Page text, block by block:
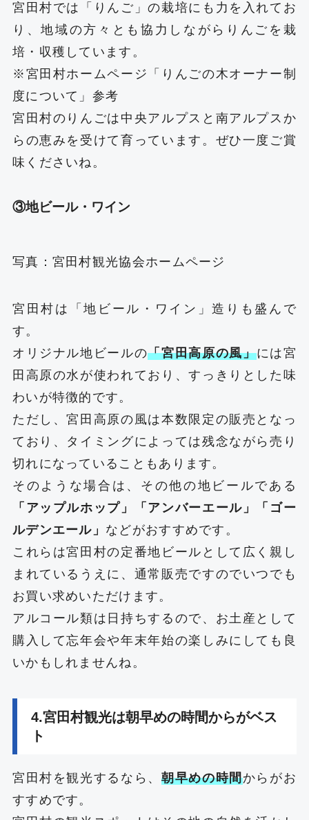
宮田村では「りんご」の栽培にも力を入れてお
り、地域の方々とも協力しながらりんごを栽
培・収穫しています。
※宮田村ホームページ「りんごの木オーナー制
度について」参考
宮田村のりんごは中央アルプスと南アルプスか
らの恵みを受けて育っています。ぜひ一度ご賞
味くださいね。
③地ビール・ワイン
写真： 宮田村観光協会ホームページ
宮田村は「地ビール・ワイン」造りも盛んで
す。
オリジナル地ビールの「宮田高原の風」には宮
田高原の水が使われており、すっきりとした味
わいが特徴的です。
ただし、宮田高原の風は本数限定の販売となっ
ており、タイミングによっては残念ながら売り
切れになっていることもあります。
そのような場合は、その他の地ビールである
「アップルホップ」「アンバーエール」「ゴー
ルデンエール」 などがおすすめです。
これらは宮田村の定番地ビールとして広く親し
まれているうえに、通常販売ですのでいつでも
お買い求めいただけます。
アルコール類は日持ちするので、お土産として
購入して忘年会や年末年始の楽しみにしても良
いかもしれませんね。
4.宮田村観光は朝早めの時間からがベス
ト
宮田村を観光するなら、 朝早めの時間からがお
すすめです。